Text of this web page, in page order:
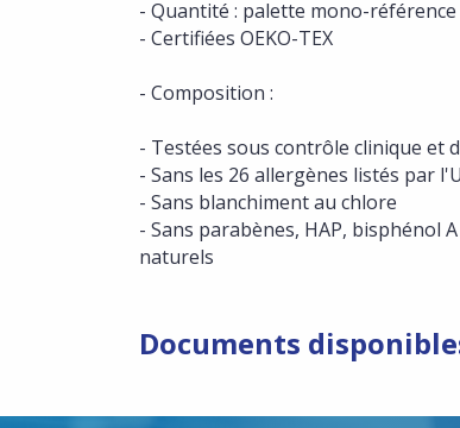
- Quantité : palette mono-
- Certifiées OEKO-TEX
- Composition :
- Testées sous contrôle clinique et
- Sans les 26 allergènes listés par
- Sans blanchiment au chlore
- Sans parabènes, HAP, bisphénol
naturels
Documents